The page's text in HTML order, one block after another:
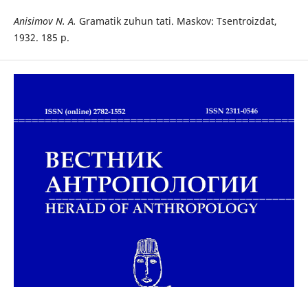
Anisimov N. A. Gramatik zuhun tati. Maskov: Tsentroizdat,
1932. 185 p.